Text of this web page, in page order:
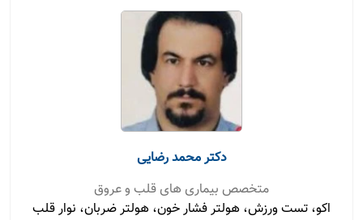
دکتر محمد رضایی
متخصص بیماری های قلب و عروق
اكو، تست ورزش، هولتر فشار خون، هولتر ضربان، نوار قلب